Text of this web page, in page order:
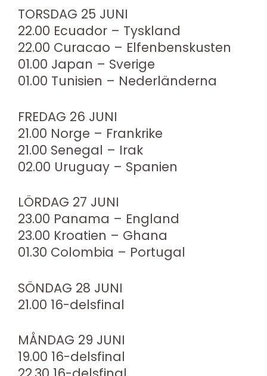
TORSDAG 25 JUNI
22.00 Ecuador – Tyskland
22.00 Curacao – Elfenbenskusten
01.00 Japan – Sverige
01.00 Tunisien – Nederländerna
FREDAG 26 JUNI
21.00 Norge – Frankrike
21.00 Senegal – Irak
02.00 Uruguay – Spanien
LÖRDAG 27 JUNI
23.00 Panama – England
23.00 Kroatien – Ghana
01.30 Colombia – Portugal
SÖNDAG 28 JUNI
21.00 16-delsfinal
MÅNDAG 29 JUNI
19.00 16-delsfinal